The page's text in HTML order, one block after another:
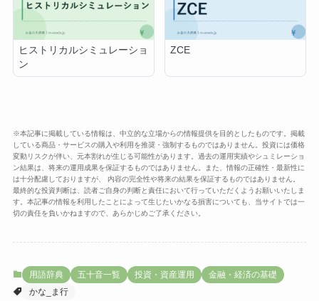
ヒストリカルシミュレーショ
ン
ZCE
※本記事に掲載している情報は、中立的な立場からの情報提供を目的としたものです。掲載
している商品・サービスの購入や利用を推奨・強制するものではありません。投資には価格
変動リスクが伴い、元本割れが生じる可能性があります。過去の運用実績やシュミレーショ
ン結果は、将来の運用成果を保証するものではありません。また、情報の正確性・最新性に
は十分配慮しておりますが、 内容の完全性や将来の結果を保証するものではありません。
最終的な投資判断は、読者ご自身の判断と責任において行っていただくようお願いいたしま
す。本記事の情報を利用したことによって生じたいかなる損害についても、当サイトでは一
切の責任を負いかねますので、あらかじめご了承ください。
用語辞典 五十音一覧 投資・資産運用
金融・経済の基礎
かな_ま行